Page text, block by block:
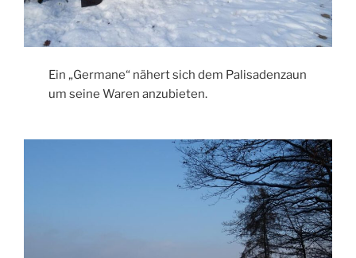
Ein „Germane“ nähert sich dem Palisadenzaun
um seine Waren anzubieten.